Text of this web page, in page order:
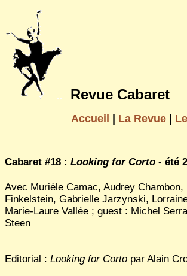
Revue Cabaret
Accueil La Revue
Cabaret #18 : Looking for Corto - été
Avec Murièle Camac, Audrey
Finkelstein, Gabrielle Jarzynski,
Marie-Laure Vallée ; guest : Michel
Steen
Editorial : Looking for Corto par Alain